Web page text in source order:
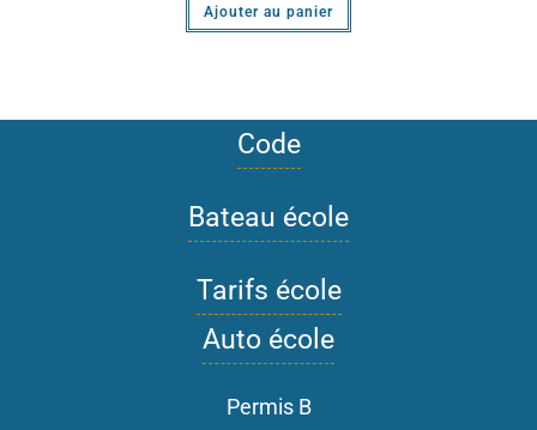
Ajouter au panier
Code
Bateau école
Tarifs école
Auto école
Permis B